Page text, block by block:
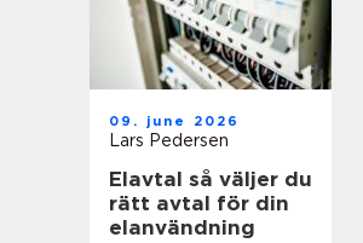
09. june 2026
Lars Pedersen
Elavtal så väljer du
rätt avtal för din
elanvändning